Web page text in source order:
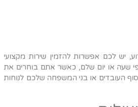
יש לכם אפשרות להזמין שירות מקצועי
פי שעה או יום שלם, כאשר אתם בוחרים את
העובדים או בני המשפחה שלכם לנוחות